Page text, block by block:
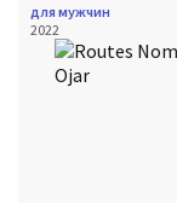
для мужчин
2022